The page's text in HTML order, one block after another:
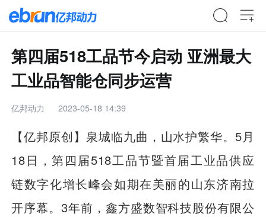
第四届518工品节今启动 亚洲最大
工业品智能仓同步运营
亿邦动力 2023-05-18 14:39
【亿邦原创】泉城临九曲，山水护繁华。5月
18日，第四届518工品节暨首届工业品供应
链数字化增长峰会如期在美丽的山东济南拉
开序幕。3年前，鑫方盛数智科技股份有限公